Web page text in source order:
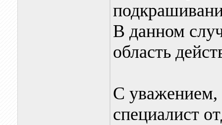
В данном
область
С уважением,
специалист